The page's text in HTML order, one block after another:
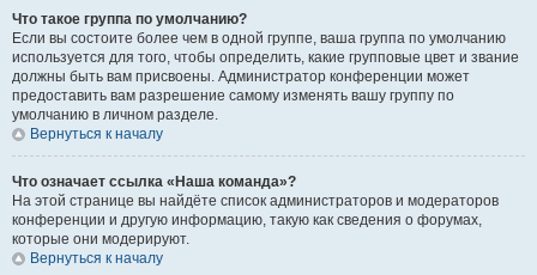
Что такое группа по умолчанию?
Если вы состоите более чем в одной группе, ваша группа по умолчанию
используется для того, чтобы определить, какие групповые цвет и звание
должны быть вам присвоены. Администратор конференции может
предоставить вам разрешение самому изменять вашу группу по
умолчанию в личном разделе.
Вернуться к началу
Что означает ссылка «Наша команда»?
На этой странице вы найдёте список администраторов и модераторов
конференции и другую информацию, такую как сведения о форумах,
которые они модерируют.
Вернуться к началу